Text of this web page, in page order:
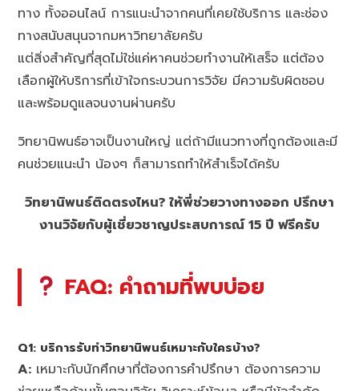
ทาง ทั้งออนไลน์ การแนะนำจากคนที่เคยใช้บริการ และช่อง
ทางสนับสนุนจากมหาวิทยาลัยครับ
แต่สิ่งสำคัญที่สุดไม่ใช่แค่หาคนช่วยทำงานให้เสร็จ แต่ต้อง
เลือกผู้ให้บริการที่เข้าใจกระบวนการวิจัย มีความรับผิดชอบ
และพร้อมดูแลจนงานผ่านครับ
วิทยานิพนธ์อาจเป็นงานใหญ่ แต่ถ้ามีแนวทางที่ถูกต้องและมี
คนช่วยแนะนำ น้องๆ ก็สามารถทำให้สำเร็จได้ครับ
วิทยานิพนธ์ติดตรงไหน? ให้พี่ช่วยวางทางออก ปรึกษา
งานวิจัยกับผู้เชี่ยวชาญประสบการณ์ 15 ปี ฟรีครับ
FAQ: คำถามที่พบบ่อย
Q1: บริการรับทำวิทยานิพนธ์เหมาะกับใครบ้าง?
A: เหมาะกับนักศึกษาที่ต้องการคำปรึกษา ต้องการความ